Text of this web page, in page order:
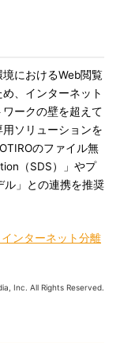
におけるWeb閲覧
、インターネット
ークの壁を超えて
ソリューションを
のファイル無
（SDS）」やプ
ル」との連携を推奨
ンターネット分離
Inc. All Rights Reserved.